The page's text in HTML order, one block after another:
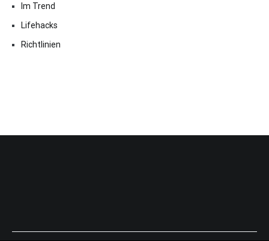
Im Trend
Lifehacks
Richtlinien